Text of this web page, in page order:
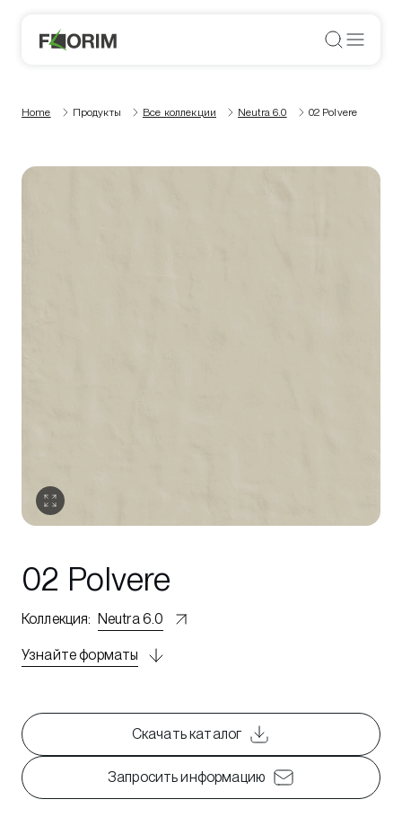
Home Продукты Все коллекции Neutra 6.0 02 Polvere
02 Polvere
Коллекция: Neutra 6.0
Узнайте форматы
Скачать каталог
Запросить информацию